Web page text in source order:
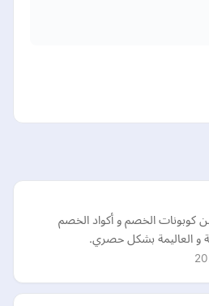
كوبونات الخصم و أكواد الخصم
و العاليمة بشكل حصري.